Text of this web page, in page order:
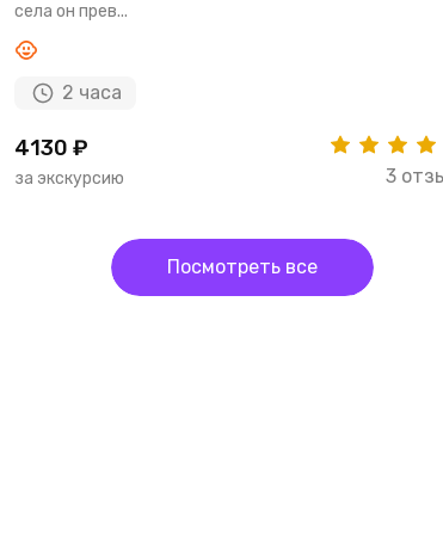
села он прев...
2 часа
4130 ₽
за экскурсию 3
Посмотреть все